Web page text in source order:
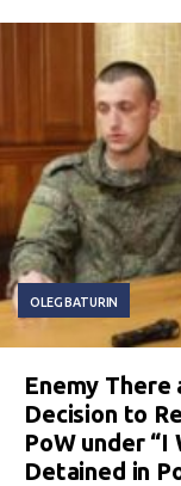
OLEG BATURIN
Enemy
Decision to
PoW under
Detained in